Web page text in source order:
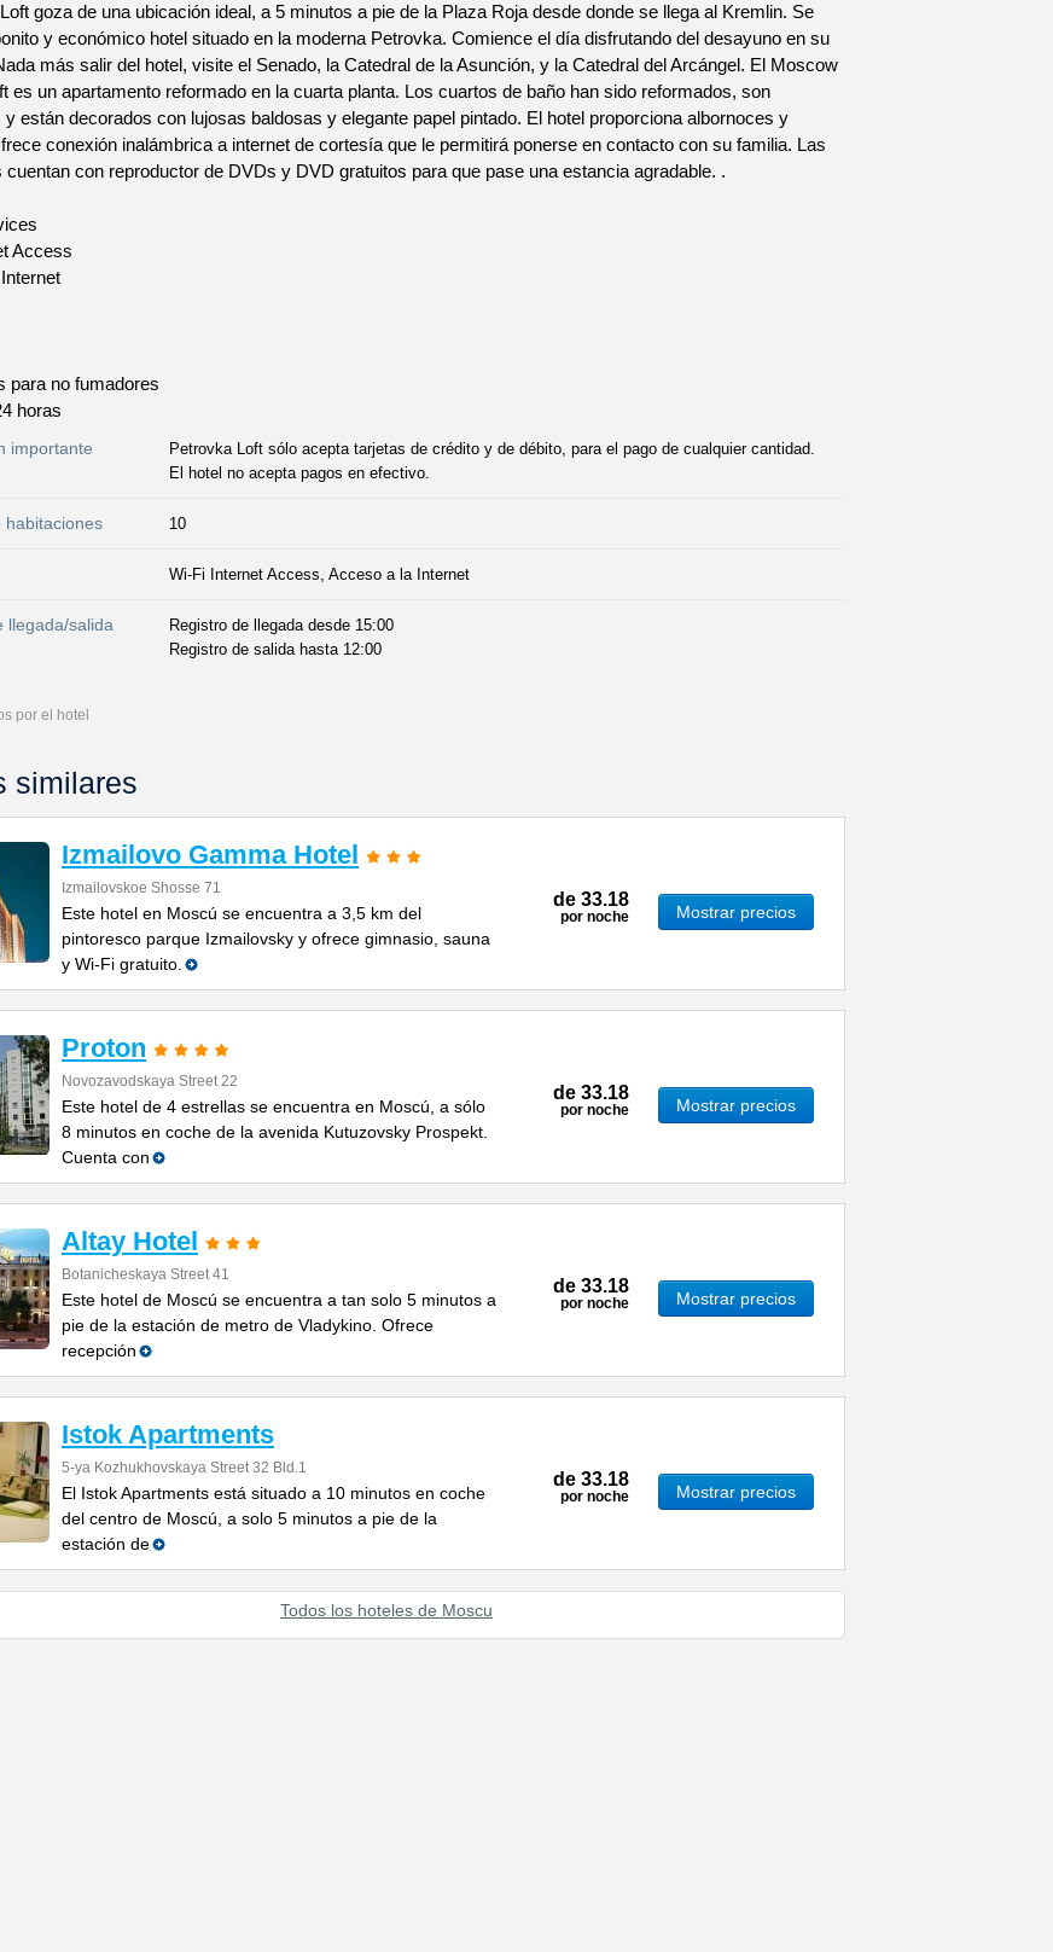
goza de una ubicación ideal, a 5 minutos a pie de la Plaza Roja desde donde se llega al Kremlin. Se
y económico hotel situado en la moderna Petrovka. Comience el día disfrutando del desayuno en su
más salir del hotel, visite el Senado, la Catedral de la Asunción, y la Catedral del Arcángel. El Moscow
es un apartamento reformado en la cuarta planta. Los cuartos de baño han sido reformados, son
están decorados con lujosas baldosas y elegante papel pintado. El hotel proporciona albornoces y
conexión inalámbrica a internet de cortesía que le permitirá ponerse en contacto con su familia. Las
cuentan con reproductor de DVDs y DVD gratuitos para que pase una estancia agradable. .
Access
para no fumadores
horas
importante
Petrovka Loft sólo acepta tarjetas de crédito y de débito, para el pago de cualquier cantidad.
El hotel no acepta pagos en efectivo.
habitaciones 10
Wi-Fi Internet Access, Acceso a la Internet
llegada/salida
Registro de llegada desde 15:00
Registro de salida hasta 12:00
por el hotel
similares
Izmailovo Gamma Hotel
Izmailovskoe Shosse 71
Este hotel en Moscú se encuentra a 3,5 km del
pintoresco parque Izmailovsky y ofrece gimnasio, sauna
y Wi-Fi gratuito.
de 33.18
por noche Mostrar precios
Proton
Novozavodskaya Street 22
Este hotel de 4 estrellas se encuentra en Moscú, a sólo
8 minutos en coche de la avenida Kutuzovsky Prospekt.
Cuenta con
de 33.18
por noche Mostrar precios
Altay Hotel
Botanicheskaya Street 41
Este hotel de Moscú se encuentra a tan solo 5 minutos a
pie de la estación de metro de Vladykino. Ofrece
recepción
de 33.18
por noche Mostrar precios
Istok Apartments
5-ya Kozhukhovskaya Street 32 Bld.1
El Istok Apartments está situado a 10 minutos en coche
del centro de Moscú, a solo 5 minutos a pie de la
estación de
de 33.18
por noche Mostrar precios
Todos los hoteles de Moscu